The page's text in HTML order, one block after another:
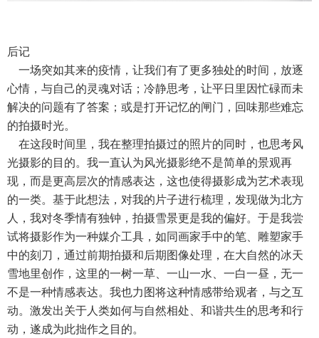
后记
一场突如其来的疫情，让我们有了更多独处的时间，放逐
心情，与自己的灵魂对话；冷静思考，让平日里因忙碌而未
解决的问题有了答案；或是打开记忆的闸门，回味那些难忘
的拍摄时光。
在这段时间里，我在整理拍摄过的照片的同时，也思考风
光摄影的目的。我一直认为风光摄影绝不是简单的景观再
现，而是更高层次的情感表达，这也使得摄影成为艺术表现
的一类。基于此想法，对我的片子进行梳理，发现做为北方
人，我对冬季情有独钟，拍摄雪景更是我的偏好。于是我尝
试将摄影作为一种媒介工具，如同画家手中的笔、雕塑家手
中的刻刀，通过前期拍摄和后期图像处理，在大自然的冰天
雪地里创作，这里的一树一草、一山一水、一白一昼，无一
不是一种情感表达。我也力图将这种情感带给观者，与之互
动。激发出关于人类如何与自然相处、和谐共生的思考和行
动，遂成为此拙作之目的。